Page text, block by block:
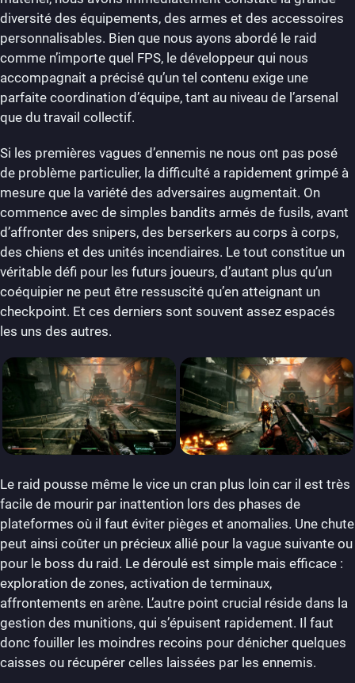
diversité des équipements, des armes et des accessoires
personnalisables. Bien que nous ayons abordé le raid
comme n’importe quel FPS, le développeur qui nous
accompagnait a précisé qu’un tel contenu exige une
parfaite coordination d’équipe, tant au niveau de l’arsenal
que du travail collectif.
Si les premières vagues d’ennemis ne nous ont pas posé
de problème particulier, la difficulté a rapidement grimpé à
mesure que la variété des adversaires augmentait. On
commence avec de simples bandits armés de fusils, avant
d’affronter des snipers, des berserkers au corps à corps,
des chiens et des unités incendiaires. Le tout constitue un
véritable défi pour les futurs joueurs, d’autant plus qu’un
coéquipier ne peut être ressuscité qu’en atteignant un
checkpoint. Et ces derniers sont souvent assez espacés
les uns des autres.
Le raid pousse même le vice un cran plus loin car il est très
facile de mourir par inattention lors des phases de
plateformes où il faut éviter pièges et anomalies. Une chute
peut ainsi coûter un précieux allié pour la vague suivante ou
pour le boss du raid. Le déroulé est simple mais efficace :
exploration de zones, activation de terminaux,
affrontements en arène. L’autre point crucial réside dans la
gestion des munitions, qui s’épuisent rapidement. Il faut
donc fouiller les moindres recoins pour dénicher quelques
caisses ou récupérer celles laissées par les ennemis.